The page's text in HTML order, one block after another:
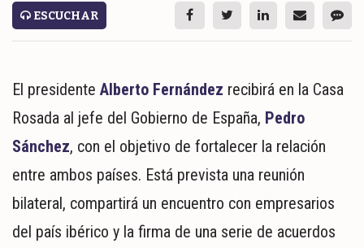
SERVICIOS
ECONOMÍA
MUNDO
POLICIALES
ESCUCHAR
El presidente Alberto Fernández recibirá en la Casa
Rosada al jefe del Gobierno de España, Pedro
Sánchez, con el objetivo de fortalecer la relación
entre ambos países. Está prevista una reunión
bilateral, compartirá un encuentro con empresarios
del país ibérico y la firma de una serie de acuerdos